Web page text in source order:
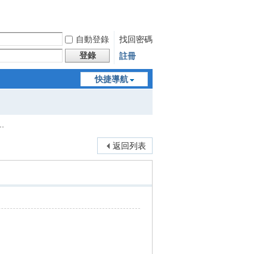
自動登錄
找回密碼
登錄 註冊
快捷導航
返回列表